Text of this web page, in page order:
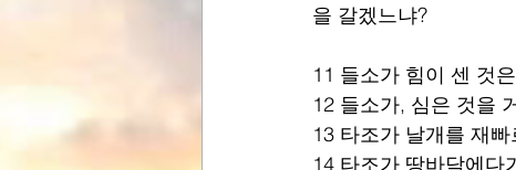
을 갈겠느냐?
11 들소가 힘이 센 것
12 들소가, 심은 것을
13 타조가 날개를 재
14 타조가 땅바닥에다